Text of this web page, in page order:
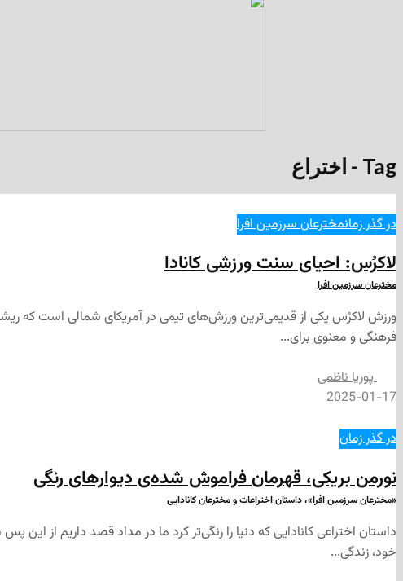
Tag - اختراع
در گذر زمانمخترعان سرزمین افرا
لاکرُس: احیای سنت ورزشی کانادا
مخترعان سرزمین افرا
ورزش لاکرُس یکی از قدیمی‌ترین ورزش‌های تیمی در آمریکای شمالی است که
فرهنگی و معنوی برای...
پوریا ناظمی
2025-01-17
در گذر زمان
نورمن بریکی، قهرمان فراموش‌ شده‌ی دیوارهای رنگی
«مخترعان سرزمین افرا»، داستان اختراعات و مخترعان کانادایی
داستان اختراعی کانادایی که دنیا را رنگی‌تر کرد ما در مداد قصد داریم از این
خود، زندگی...